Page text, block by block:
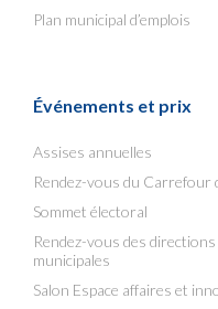
Plan municipal d’emplois
Événements et prix
Assises annuelles
Rendez-vous du Carrefour
Sommet électoral
Rendez-vous des
municipales
Salon Espace affaires et